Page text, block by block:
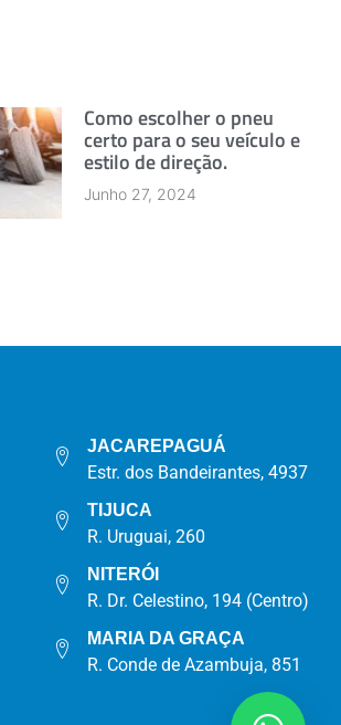
Como escolher o pneu
certo para o seu veículo e
estilo de direção.
Junho 27, 2024
JACAREPAGUÁ
Estr. dos Bandeirantes, 4937
TIJUCA
R. Uruguai, 260
NITERÓI
R. Dr. Celestino, 194 (Centro)
MARIA DA GRAÇA
R. Conde de Azambuja, 851